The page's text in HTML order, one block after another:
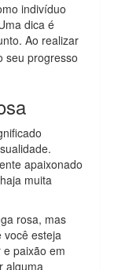
indivíduo
dica é
Ao realizar
seu progresso
apaixonado
muita
rosa, mas
você esteja
paixão em
alguma